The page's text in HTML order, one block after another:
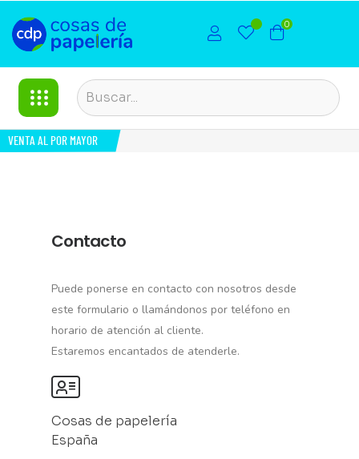
0
VENTA AL POR MAYOR
Contacto
Puede ponerse en contacto con nosotros desde
este formulario o llamándonos por teléfono en
horario de atención al cliente.
Estaremos encantados de atenderle.
Cosas de papelería
España